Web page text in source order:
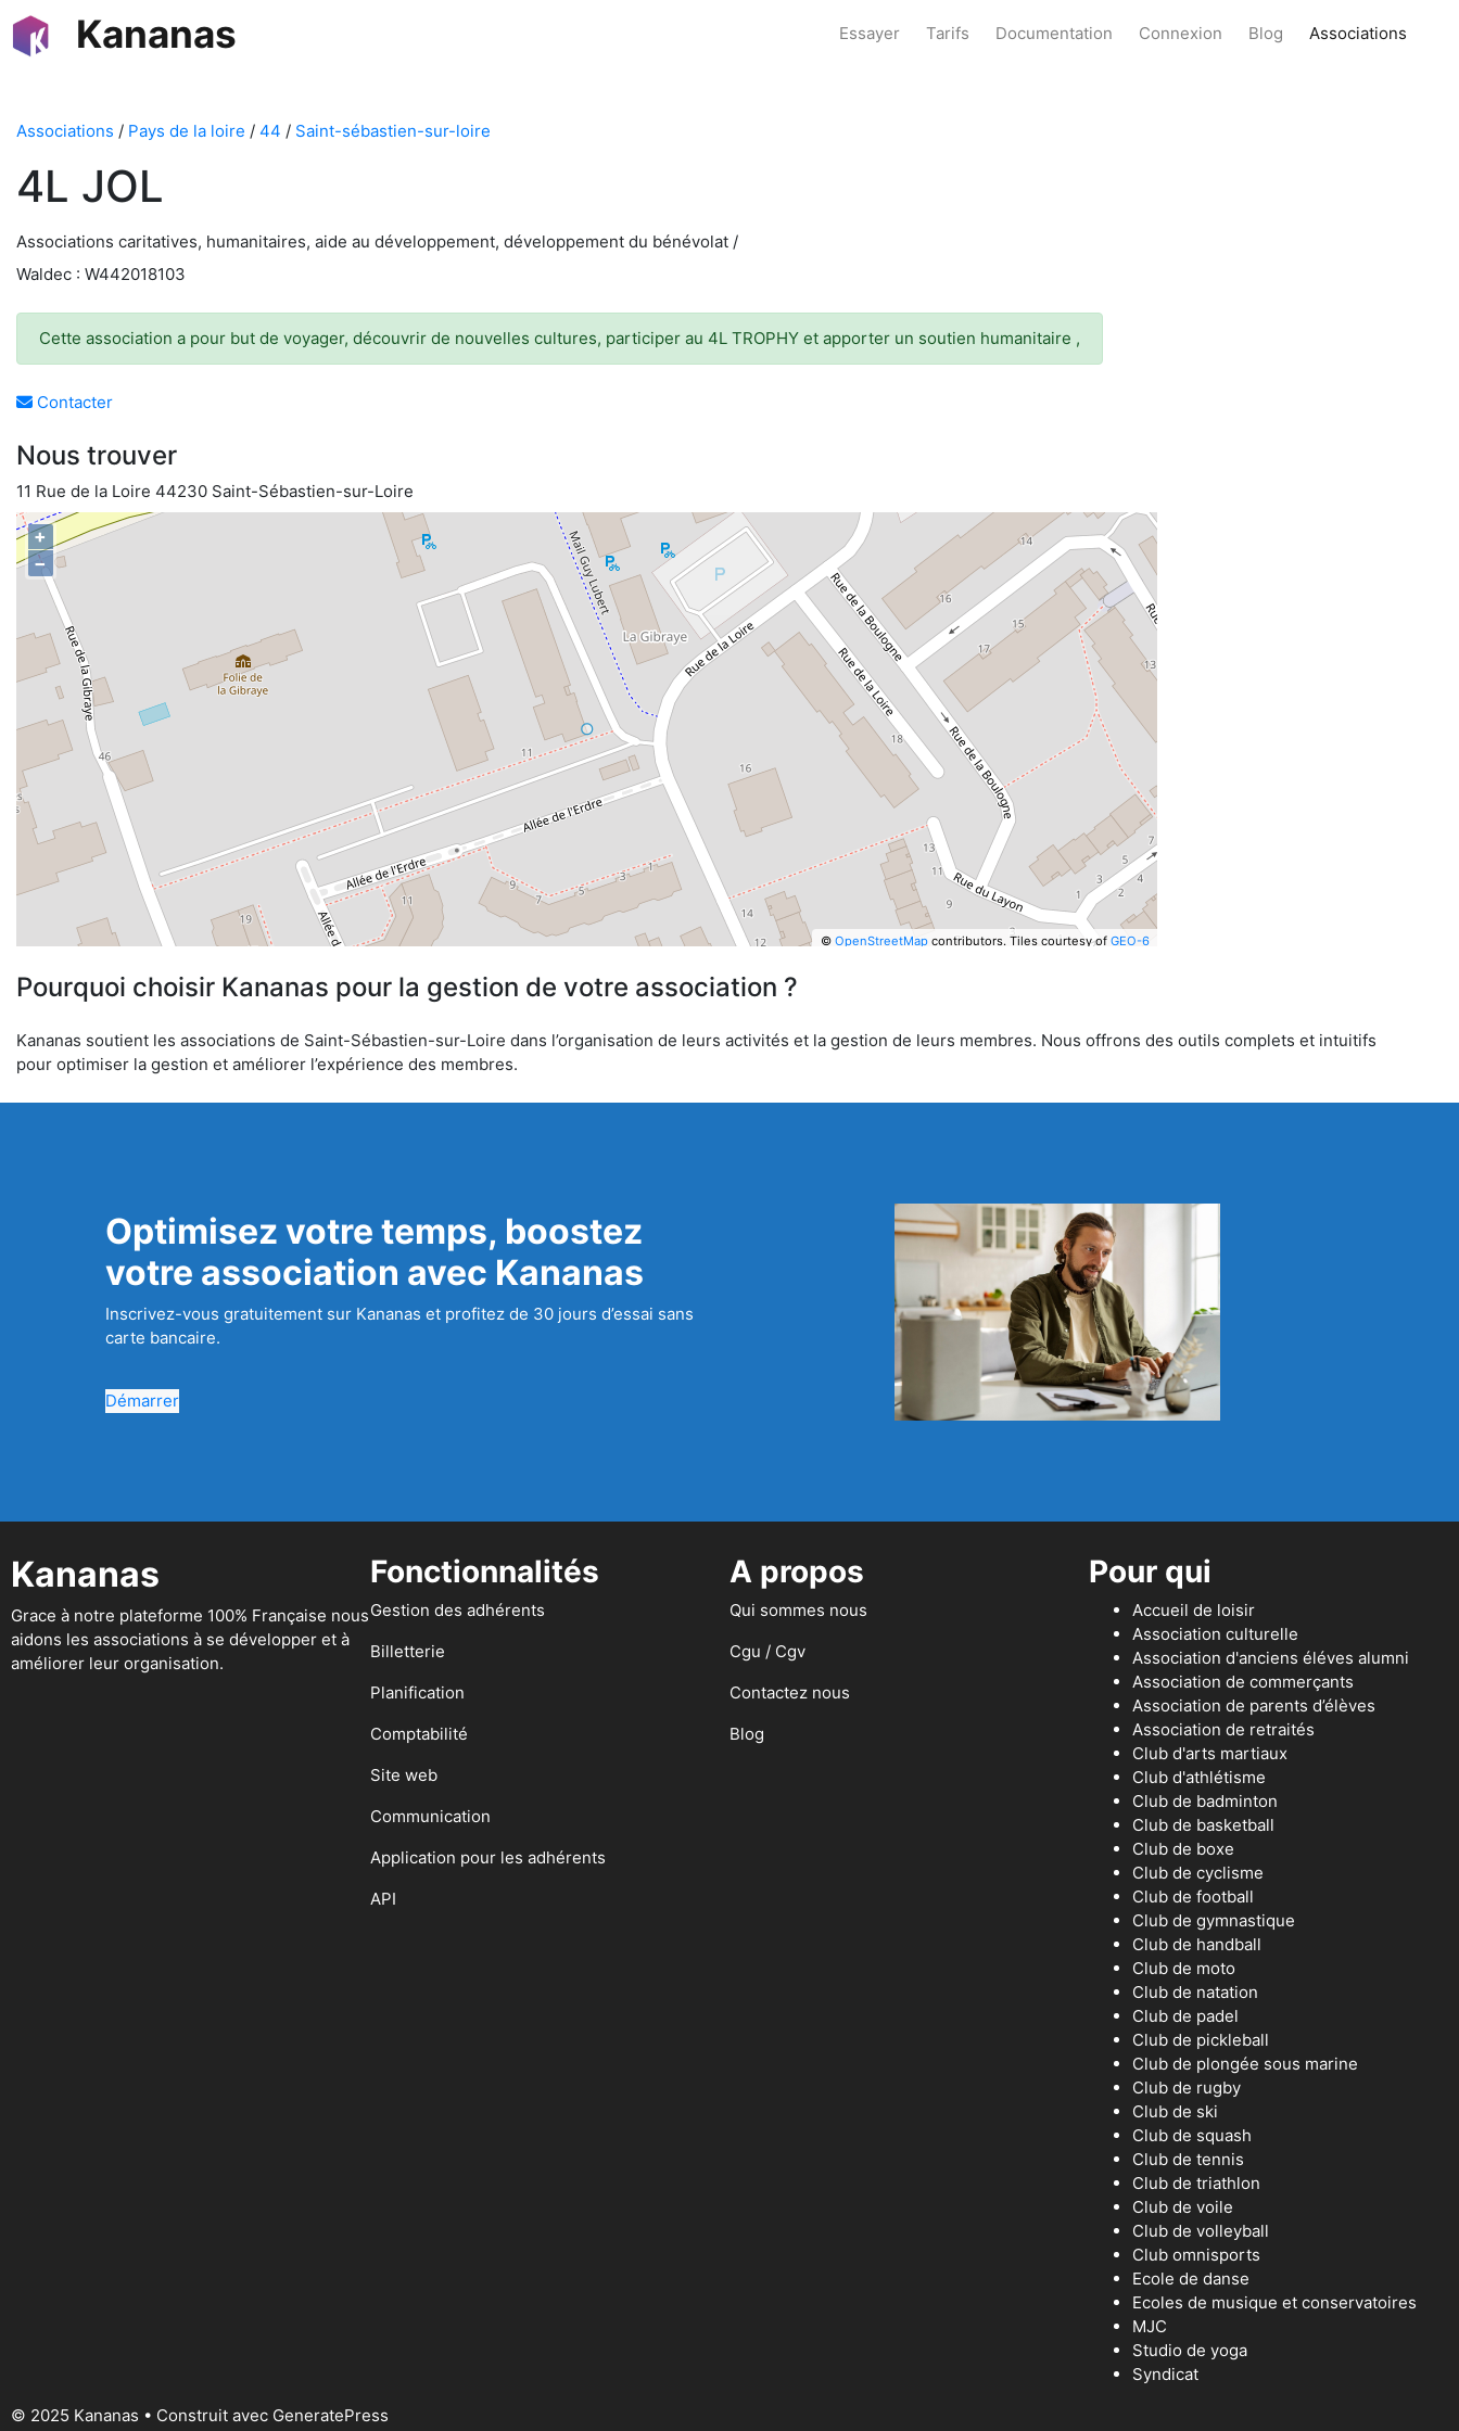
Kananas Essayer Tarifs Documentation Connexion Blog Associations
Associations / Pays de la loire / 44 / Saint-sébastien-sur-loire
4L JOL
Associations caritatives, humanitaires, aide au développement, développement du bénévolat /
Waldec : W442018103
Cette association a pour but de voyager, découvrir de nouvelles cultures, participer au 4L TROPHY et apporter un soutien humanitaire ,
Contacter
Nous trouver
11 Rue de la Loire 44230 Saint-Sébastien-sur-Loire
+
−
© OpenStreetMapcontributors. Tiles courtesy of GEO-6
Pourquoi choisir Kananas pour la gestion de votre association ?
Kananas soutient les associations de Saint-Sébastien-sur-Loire dans l’organisation de leurs activités et la gestion de leurs membres. Nous offrons des outils complets et intuitifs
pour optimiser la gestion et améliorer l’expérience des membres.
Optimisez votre temps, boostez
votre association avec Kananas
Inscrivez-vous gratuitement sur Kananas et profitez de 30 jours d’essai sans
carte bancaire.
Démarrer
Kananas
Grace à notre plateforme 100% Française nous
aidons les associations à se développer et à
améliorer leur organisation.
Fonctionnalités
Gestion des adhérents
Billetterie
Planification
Comptabilité
Site web
Communication
Application pour les adhérents
API
A propos
Qui sommes nous
Cgu / Cgv
Contactez nous
Blog
Pour qui
Accueil de loisir
Association culturelle
Association d'anciens éléves alumni
Association de commerçants
Association de parents d’élèves
Association de retraités
Club d'arts martiaux
Club d'athlétisme
Club de badminton
Club de basketball
Club de boxe
Club de cyclisme
Club de football
Club de gymnastique
Club de handball
Club de moto
Club de natation
Club de padel
Club de pickleball
Club de plongée sous marine
Club de rugby
Club de ski
Club de squash
Club de tennis
Club de triathlon
Club de voile
Club de volleyball
Club omnisports
Ecole de danse
Ecoles de musique et conservatoires
MJC
Studio de yoga
Syndicat
© 2025 Kananas • Construit avec GeneratePress